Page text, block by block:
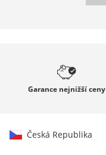
Garance nejnižší ceny
Česká Republika